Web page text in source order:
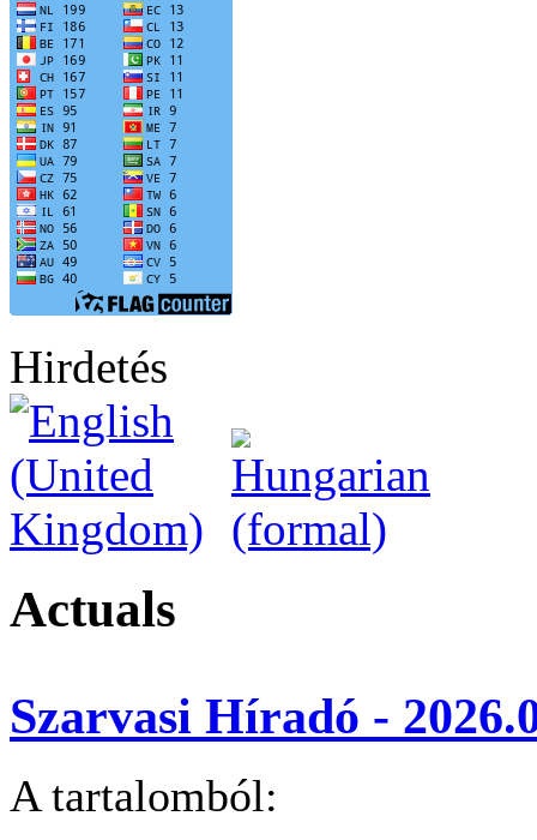
Hirdetés
Actuals
Szarvasi Híradó -
A tartalomból: